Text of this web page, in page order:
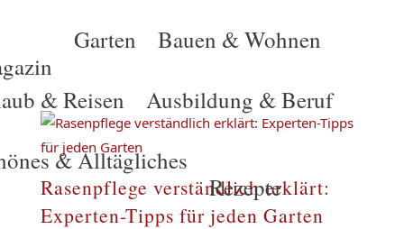
Garten Bauen & Wohnen
& Reisen Ausbildung & Beruf
& Alltägliches
Rezepte
Rasenpflege verständlich erklärt:
Experten-Tipps für jeden Garten